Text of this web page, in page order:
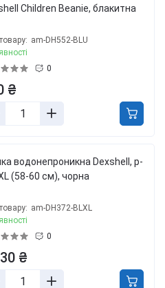
Children Beanie, блакитна
am-DH552-BLU
0
₴
водонепроникна Dexshell, р-
(58-60 см), чорна
am-DH372-BLXL
0
₴